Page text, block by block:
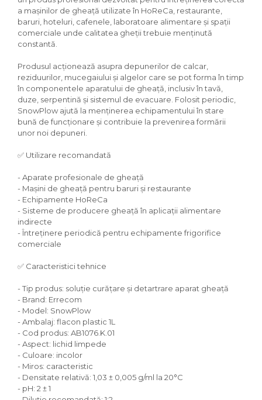
a mașinilor de gheață utilizate în HoReCa, restaurante,
baruri, hoteluri, cafenele, laboratoare alimentare și spații
comerciale unde calitatea gheții trebuie menținută
constantă.
Produsul acționează asupra depunerilor de calcar,
reziduurilor, mucegaiului și algelor care se pot forma în timp
în componentele aparatului de gheață, inclusiv în tavă,
duze, serpentină și sistemul de evacuare. Folosit periodic,
SnowPlow ajută la menținerea echipamentului în stare
bună de funcționare și contribuie la prevenirea formării
unor noi depuneri.
✅ Utilizare recomandată
- Aparate profesionale de gheață
- Mașini de gheață pentru baruri și restaurante
- Echipamente HoReCa
- Sisteme de producere gheață în aplicații alimentare
indirecte
- Întreținere periodică pentru echipamente frigorifice
comerciale
✅ Caracteristici tehnice
- Tip produs: soluție curățare și detartrare aparat gheață
- Brand: Errecom
- Model: SnowPlow
- Ambalaj: flacon plastic 1L
- Cod produs: AB1076.K.01
- Aspect: lichid limpede
- Culoare: incolor
- Miros: caracteristic
- Densitate relativă: 1,03 ± 0,005 g/ml la 20°C
- pH: 2 ± 1